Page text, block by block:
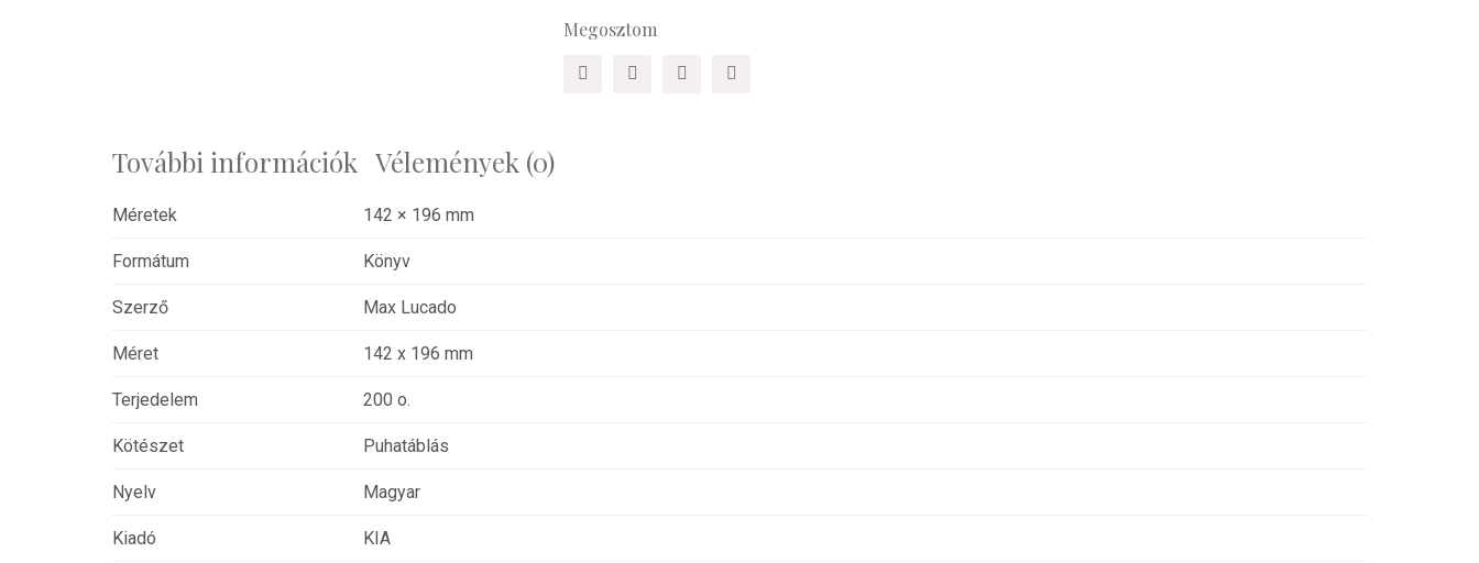
Megosztom
További információk Vélemények (0)
Méretek 142 × 196 mm
Formátum Könyv
Szerző Max Lucado
Méret 142 x 196 mm
Terjedelem 200 o.
Kötészet Puhatáblás
Nyelv Magyar
Kiadó KIA